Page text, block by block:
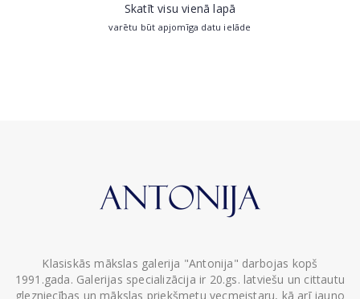
Skatīt visu vienā lapā
varētu būt apjomīga datu ielāde
Klasiskās mākslas galerija "Antonija" darbojas kopš
1991.gada. Galerijas specializācija ir 20.gs. latviešu un cittautu
glezniecības un mākslas priekšmetu vecmeistaru, kā arī jauno